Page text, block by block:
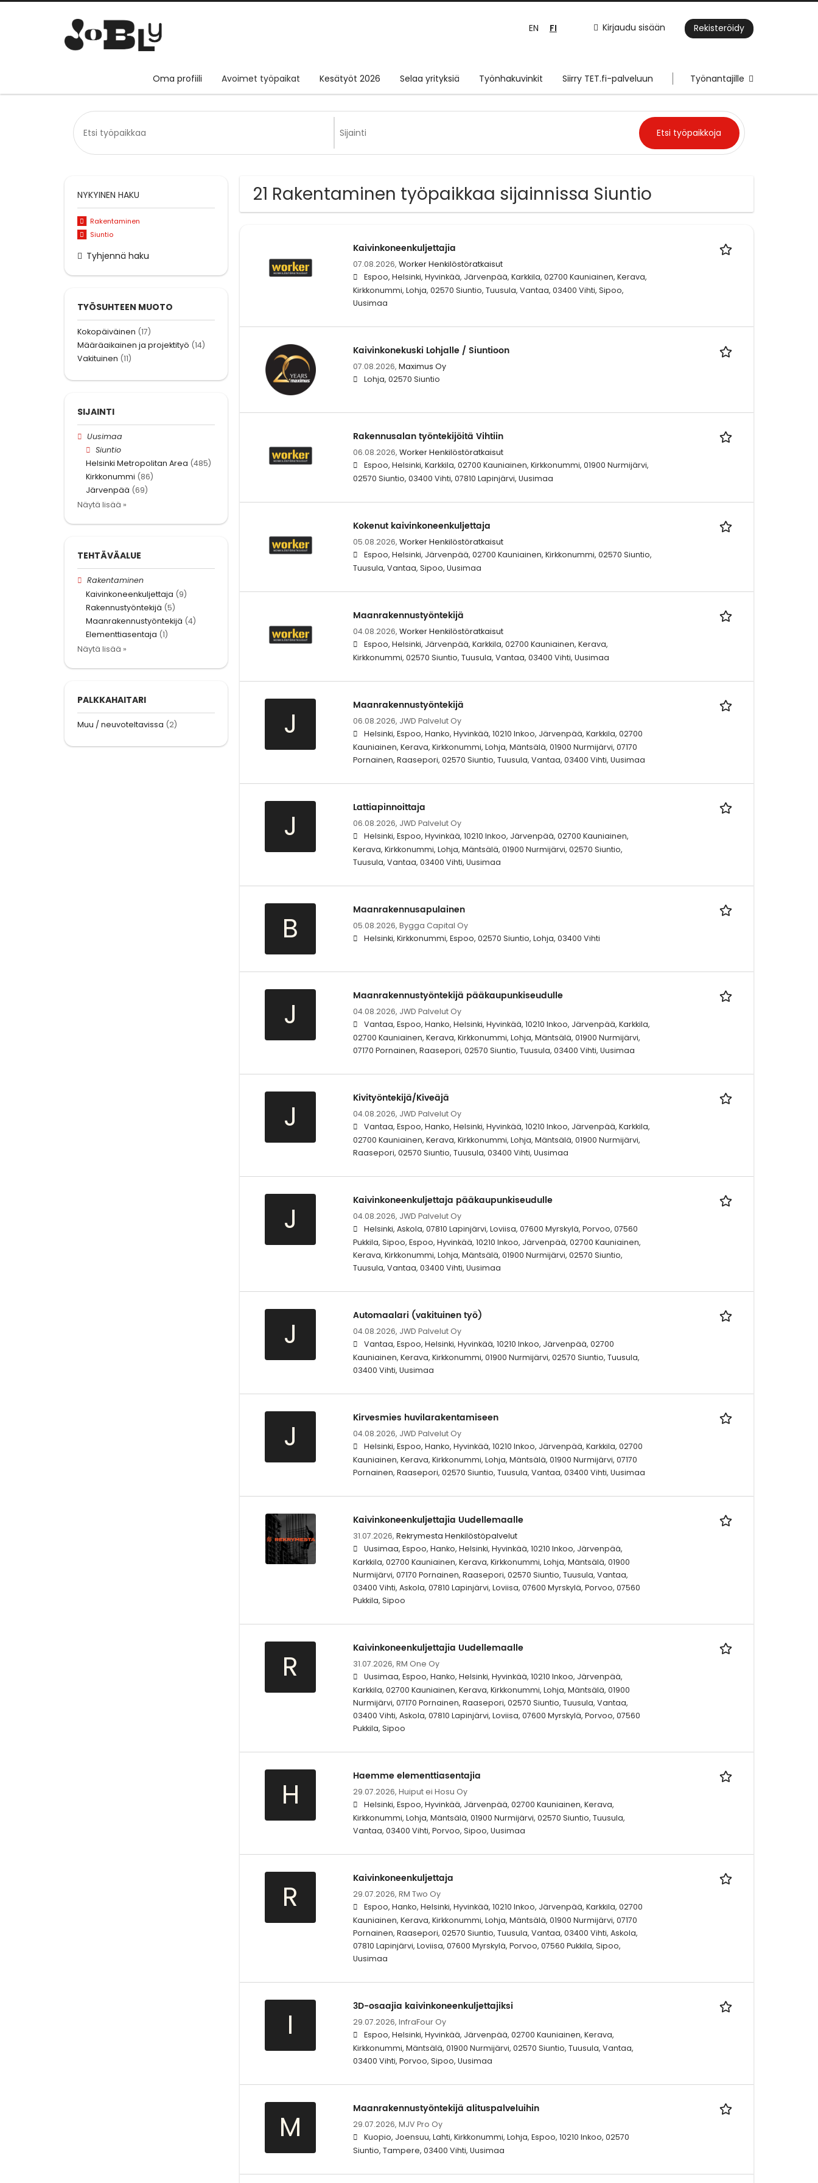
Kirjaudu sisään Rekisteröidy
EN FI
Oma profiili Avoimet työpaikat Kesätyöt 2026 Selaa yrityksiä Työnhakuvinkit Siirry TET.fi-palveluun Työnantajille
21 Rakentaminen työpaikkaa sijainnissa Siuntio
Kaivinkoneenkuljettajia
07.08.2026, Worker Henkilöstöratkaisut
Espoo, Helsinki, Hyvinkää, Järvenpää, Karkkila, 02700 Kauniainen, Kerava,
Kirkkonummi, Lohja, 02570 Siuntio, Tuusula, Vantaa, 03400 Vihti, Sipoo,
Uusimaa
Kaivinkonekuski Lohjalle / Siuntioon
07.08.2026, Maximus Oy
Lohja, 02570 Siuntio
Rakennusalan työntekijöitä Vihtiin
06.08.2026, Worker Henkilöstöratkaisut
Espoo, Helsinki, Karkkila, 02700 Kauniainen, Kirkkonummi, 01900 Nurmijärvi,
02570 Siuntio, 03400 Vihti, 07810 Lapinjärvi, Uusimaa
Kokenut kaivinkoneenkuljettaja
05.08.2026, Worker Henkilöstöratkaisut
Espoo, Helsinki, Järvenpää, 02700 Kauniainen, Kirkkonummi, 02570 Siuntio,
Tuusula, Vantaa, Sipoo, Uusimaa
Maanrakennustyöntekijä
04.08.2026, Worker Henkilöstöratkaisut
Espoo, Helsinki, Järvenpää, Karkkila, 02700 Kauniainen, Kerava,
Kirkkonummi, 02570 Siuntio, Tuusula, Vantaa, 03400 Vihti, Uusimaa
J
Maanrakennustyöntekijä
06.08.2026, JWD Palvelut Oy
Helsinki, Espoo, Hanko, Hyvinkää, 10210 Inkoo, Järvenpää, Karkkila, 02700
Kauniainen, Kerava, Kirkkonummi, Lohja, Mäntsälä, 01900 Nurmijärvi, 07170
Pornainen, Raasepori, 02570 Siuntio, Tuusula, Vantaa, 03400 Vihti, Uusimaa
J
Lattiapinnoittaja
06.08.2026, JWD Palvelut Oy
Helsinki, Espoo, Hyvinkää, 10210 Inkoo, Järvenpää, 02700 Kauniainen,
Kerava, Kirkkonummi, Lohja, Mäntsälä, 01900 Nurmijärvi, 02570 Siuntio,
Tuusula, Vantaa, 03400 Vihti, Uusimaa
B
Maanrakennusapulainen
05.08.2026, Bygga Capital Oy
Helsinki, Kirkkonummi, Espoo, 02570 Siuntio, Lohja, 03400 Vihti
J
Maanrakennustyöntekijä pääkaupunkiseudulle
04.08.2026, JWD Palvelut Oy
Vantaa, Espoo, Hanko, Helsinki, Hyvinkää, 10210 Inkoo, Järvenpää, Karkkila,
02700 Kauniainen, Kerava, Kirkkonummi, Lohja, Mäntsälä, 01900 Nurmijärvi,
07170 Pornainen, Raasepori, 02570 Siuntio, Tuusula, 03400 Vihti, Uusimaa
J
Kivityöntekijä/Kiveäjä
04.08.2026, JWD Palvelut Oy
Vantaa, Espoo, Hanko, Helsinki, Hyvinkää, 10210 Inkoo, Järvenpää, Karkkila,
02700 Kauniainen, Kerava, Kirkkonummi, Lohja, Mäntsälä, 01900 Nurmijärvi,
Raasepori, 02570 Siuntio, Tuusula, 03400 Vihti, Uusimaa
J
Kaivinkoneenkuljettaja pääkaupunkiseudulle
04.08.2026, JWD Palvelut Oy
Helsinki, Askola, 07810 Lapinjärvi, Loviisa, 07600 Myrskylä, Porvoo, 07560
Pukkila, Sipoo, Espoo, Hyvinkää, 10210 Inkoo, Järvenpää, 02700 Kauniainen,
Kerava, Kirkkonummi, Lohja, Mäntsälä, 01900 Nurmijärvi, 02570 Siuntio,
Tuusula, Vantaa, 03400 Vihti, Uusimaa
J
Automaalari (vakituinen työ)
04.08.2026, JWD Palvelut Oy
Vantaa, Espoo, Helsinki, Hyvinkää, 10210 Inkoo, Järvenpää, 02700
Kauniainen, Kerava, Kirkkonummi, 01900 Nurmijärvi, 02570 Siuntio, Tuusula,
03400 Vihti, Uusimaa
J
Kirvesmies huvilarakentamiseen
04.08.2026, JWD Palvelut Oy
Helsinki, Espoo, Hanko, Hyvinkää, 10210 Inkoo, Järvenpää, Karkkila, 02700
Kauniainen, Kerava, Kirkkonummi, Lohja, Mäntsälä, 01900 Nurmijärvi, 07170
Pornainen, Raasepori, 02570 Siuntio, Tuusula, Vantaa, 03400 Vihti, Uusimaa
Kaivinkoneenkuljettajia Uudellemaalle
31.07.2026, Rekrymesta Henkilöstöpalvelut
Uusimaa, Espoo, Hanko, Helsinki, Hyvinkää, 10210 Inkoo, Järvenpää,
Karkkila, 02700 Kauniainen, Kerava, Kirkkonummi, Lohja, Mäntsälä, 01900
Nurmijärvi, 07170 Pornainen, Raasepori, 02570 Siuntio, Tuusula, Vantaa,
03400 Vihti, Askola, 07810 Lapinjärvi, Loviisa, 07600 Myrskylä, Porvoo, 07560
Pukkila, Sipoo
R
Kaivinkoneenkuljettajia Uudellemaalle
31.07.2026, RM One Oy
Uusimaa, Espoo, Hanko, Helsinki, Hyvinkää, 10210 Inkoo, Järvenpää,
Karkkila, 02700 Kauniainen, Kerava, Kirkkonummi, Lohja, Mäntsälä, 01900
Nurmijärvi, 07170 Pornainen, Raasepori, 02570 Siuntio, Tuusula, Vantaa,
03400 Vihti, Askola, 07810 Lapinjärvi, Loviisa, 07600 Myrskylä, Porvoo, 07560
Pukkila, Sipoo
H
Haemme elementtiasentajia
29.07.2026, Huiput ei Hosu Oy
Helsinki, Espoo, Hyvinkää, Järvenpää, 02700 Kauniainen, Kerava,
Kirkkonummi, Lohja, Mäntsälä, 01900 Nurmijärvi, 02570 Siuntio, Tuusula,
Vantaa, 03400 Vihti, Porvoo, Sipoo, Uusimaa
R
Kaivinkoneenkuljettaja
29.07.2026, RM Two Oy
Espoo, Hanko, Helsinki, Hyvinkää, 10210 Inkoo, Järvenpää, Karkkila, 02700
Kauniainen, Kerava, Kirkkonummi, Lohja, Mäntsälä, 01900 Nurmijärvi, 07170
Pornainen, Raasepori, 02570 Siuntio, Tuusula, Vantaa, 03400 Vihti, Askola,
07810 Lapinjärvi, Loviisa, 07600 Myrskylä, Porvoo, 07560 Pukkila, Sipoo,
Uusimaa
I
3D-osaajia kaivinkoneenkuljettajiksi
29.07.2026, InfraFour Oy
Espoo, Helsinki, Hyvinkää, Järvenpää, 02700 Kauniainen, Kerava,
Kirkkonummi, Mäntsälä, 01900 Nurmijärvi, 02570 Siuntio, Tuusula, Vantaa,
03400 Vihti, Porvoo, Sipoo, Uusimaa
M
Maanrakennustyöntekijä alituspalveluihin
29.07.2026, MJV Pro Oy
Kuopio, Joensuu, Lahti, Kirkkonummi, Lohja, Espoo, 10210 Inkoo, 02570
Siuntio, Tampere, 03400 Vihti, Uusimaa
NYKYINEN HAKU
Rakentaminen
Siuntio
Tyhjennä haku
TYÖSUHTEEN MUOTO
Kokopäiväinen (17)
Määräaikainen ja projektityö (14)
Vakituinen (11)
SIJAINTI
Uusimaa
Siuntio
Helsinki Metropolitan Area (485)
Kirkkonummi (86)
Järvenpää (69)
Näytä lisää »
TEHTÄVÄALUE
Rakentaminen
Kaivinkoneenkuljettaja (9)
Rakennustyöntekijä (5)
Maanrakennustyöntekijä (4)
Elementtiasentaja (1)
Näytä lisää »
PALKKAHAITARI
Muu / neuvoteltavissa (2)